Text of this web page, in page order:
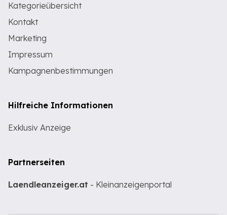
Kategorieübersicht
Kontakt
Marketing
Impressum
Kampagnenbestimmungen
Hilfreiche Informationen
Exklusiv Anzeige
Partnerseiten
Laendleanzeiger.at - Kleinanzeigenportal